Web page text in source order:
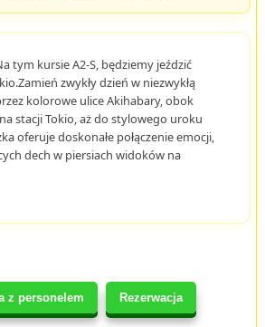
z personelem Rezerwacja
tym kursie A2-S, będziemy jeździć
zwykły dzień w niezwykłą
kolorowe ulice Akihabary, obok
stacji Tokio, aż do stylowego uroku
oferuje doskonałe połączenie emocji,
dech w piersiach widoków na